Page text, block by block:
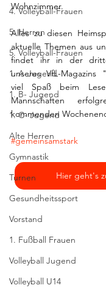
4. Volleyball-Frauen
5. Herren
5. Volleyball-Frauen
1. A-Jugend
1. B- Jugend
1. C- Jugend
Alte Herren
Gymnastik
Turnen
Gesundheitssport
Vorstand
1. Fußball Frauen
Volleyball Jugend
Volleyball U14
Wohnzimmer.
Alles zu diesen
aktuelle Themen aus
findet ihr in der
unseres VfL-Magazins
viel Spaß beim
Mannschaften
kommenden
#gemeinsamstark
Hier geht's